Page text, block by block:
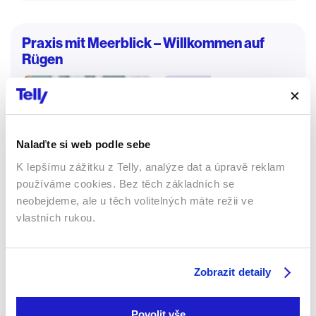
Nalaďte si web podle sebe
K lepšímu zážitku z Telly, analýze dat a úpravě reklam
používáme cookies. Bez těch základních se
neobejdeme, ale u těch volitelných máte režii ve
vlastních rukou.
Zobrazit detaily
Praxis mit Meerblick – Willkommen auf
Rügen